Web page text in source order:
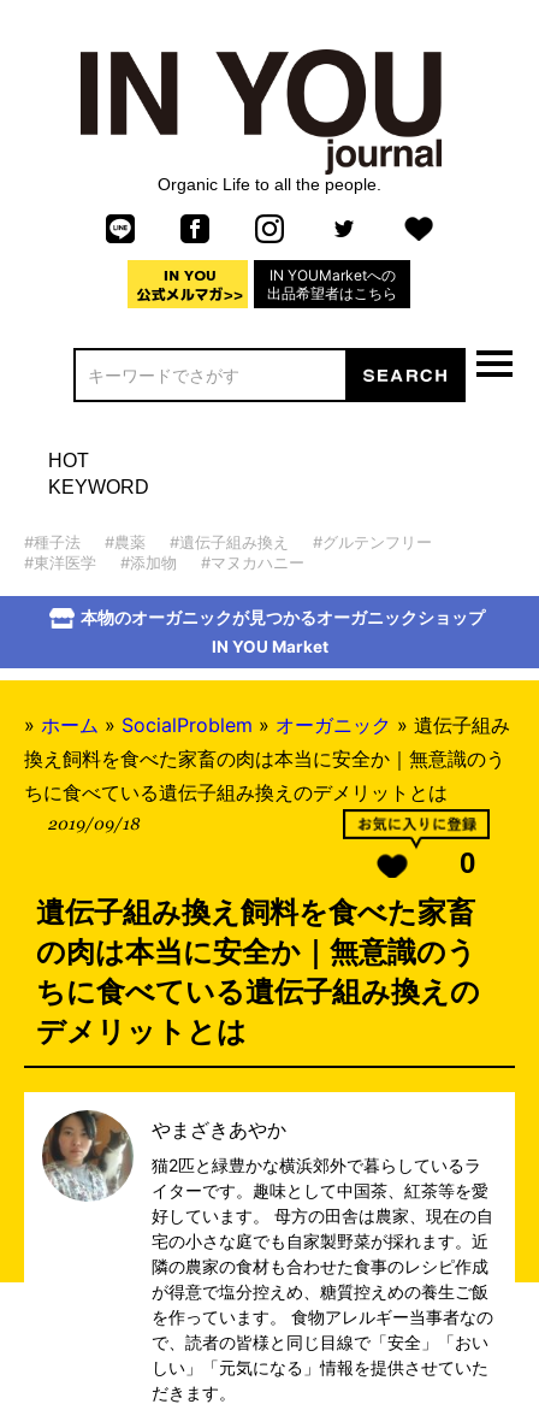
Organic Life to all the people.
IN YOUMarketへの
出品希望者はこちら
HOT
KEYWORD
#種子法 #農薬 #遺伝子組み換え
#グルテンフリー
#東洋医学
#添加物 #マヌカハニー
本物のオーガニックが見つかるオーガニックショップ
IN YOU Market
» ホーム » SocialProblem » オーガニック » 遺伝子組み
換え飼料を食べた家畜の肉は本当に安全か｜無意識のう
ちに食べている遺伝子組み換えのデメリットとは
2019/09/18
0
遺伝子組み換え飼料を食べた家畜
の肉は本当に安全か｜無意識のう
ちに食べている遺伝子組み換えの
デメリットとは
やまざきあやか
猫2匹と緑豊かな横浜郊外で暮らしているラ
イターです。趣味として中国茶、紅茶等を愛
好しています。 母方の田舎は農家、現在の自
宅の小さな庭でも自家製野菜が採れます。近
隣の農家の食材も合わせた食事のレシピ作成
が得意で塩分控えめ、糖質控えめの養生ご飯
を作っています。 食物アレルギー当事者なの
で、読者の皆様と同じ目線で「安全」「おい
しい」「元気になる」情報を提供させていた
だきます。